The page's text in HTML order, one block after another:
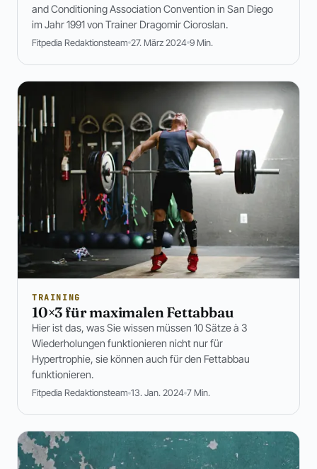
and Conditioning Association Convention in San Diego
im Jahr 1991 von Trainer Dragomir Cioroslan.
Fitpedia Redaktionsteam 27. März 2024 9 Min.
TRAINING
10×3 für maximalen Fettabbau
Hier ist das, was Sie wissen müssen 10 Sätze à 3
Wiederholungen funktionieren nicht nur für
Hypertrophie, sie können auch für den Fettabbau
funktionieren.
Fitpedia Redaktionsteam 13. Jan. 2024 7 Min.